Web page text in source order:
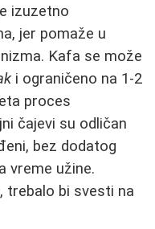
izuzetno
jer pomaže u
Kafa se može
i ograničeno na 1-2
proces
čajevi su odličan
bez dodatog
vreme užine.
trebalo bi svesti na